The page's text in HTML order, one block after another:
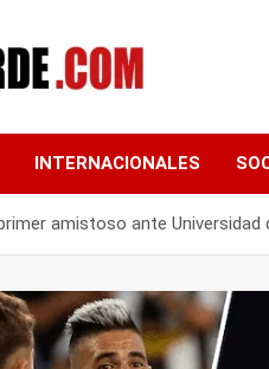
INTERNACIONALES
amistoso ante Universidad